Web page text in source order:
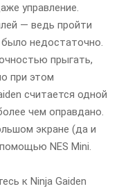
управление.
— ведь пройти
было недостаточно.
прыгать,
при этом
считается одной
чем оправдано.
экране (да и
NES Mini.
к Ninja Gaiden